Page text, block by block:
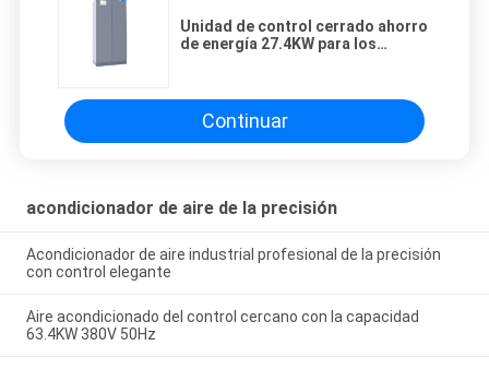
Unidad de control cerrado ahorro
de energía 27.4KW para los
Continuar
acondicionador de aire de la precisión
Acondicionador de aire industrial profesional de la precisión
con control elegante
Aire acondicionado del control cercano con la capacidad
63.4KW 380V 50Hz